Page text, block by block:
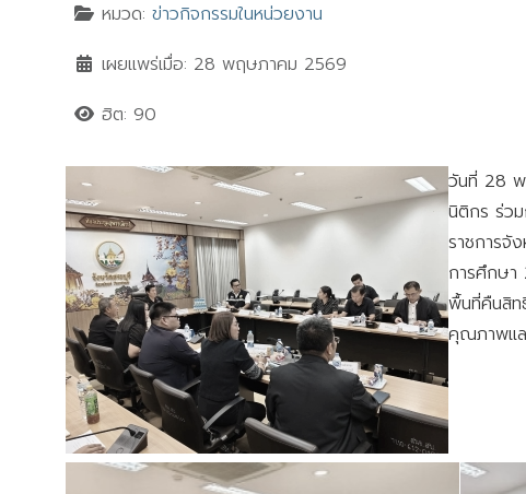
หมวด:ข่าวกิจกรรมในหน่วยงาน
เผยแพร่เมื่อ: 28 พฤษภาคม 2569
ฮิต: 90
วันที่ 28 พ
นิติกร ร่วม
ราชการจั
การศึกษา
พื้นที่คืนสิท
คุณภาพแล